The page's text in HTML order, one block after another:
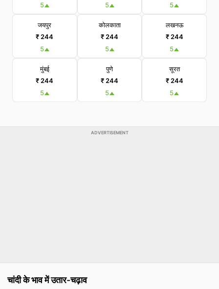
5
5
5
जयपुर
₹ 244
5
कोलकाता
₹ 244
5
लखनऊ
₹ 244
5
मुंबई
₹ 244
5
पुणे
₹ 244
5
सूरत
₹ 244
5
ADVERTISEMENT
चांदी के भाव में उतार-चढ़ाव